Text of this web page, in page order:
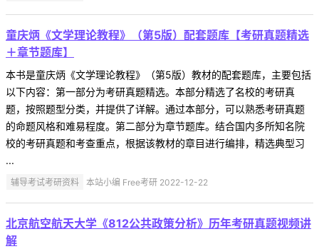
童庆炳《文学理论教程》（第5版）配套题库【考研真题精选
＋章节题库】
本书是童庆炳《文学理论教程》（第5版）教材的配套题库，主要包括
以下内容：第一部分为考研真题精选。本部分精选了名校的考研真
题，按照题型分类，并提供了详解。通过本部分，可以熟悉考研真题
的命题风格和难易程度。第二部分为章节题库。结合国内多所知名院
校的考研真题和考查重点，根据该教材的章目进行编排，精选典型习
...
辅导考试考研资料 本站小编 Free考研 2022-12-22
北京航空航天大学《812公共政策分析》历年考研真题视频讲
解